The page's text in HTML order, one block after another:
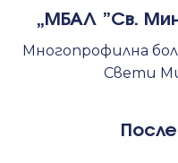
„МБАЛ ”Св.
Многопрофилна
Свети